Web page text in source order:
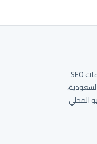
سبايدرلاب شركة سيو في الأردن تقدم خدمات SEO
المحلي